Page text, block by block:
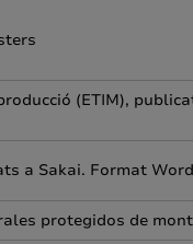
(ETIM),
a Sakai. Format
protegidos de